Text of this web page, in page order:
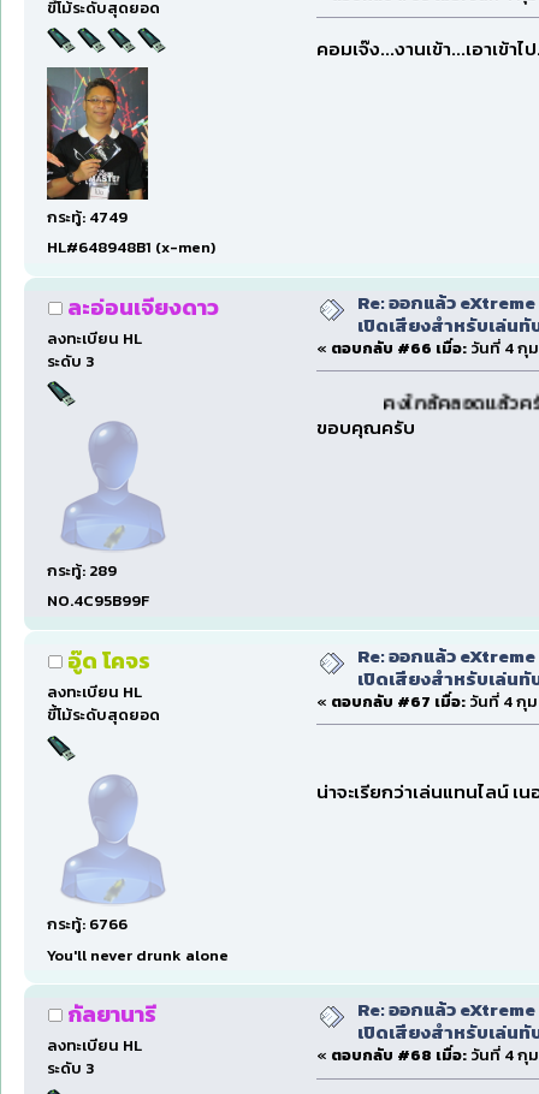
ขี้โม้ระดับสุดยอด
กระทู้: 4749
HL#648948B1 (x-men)
คอมเจ๊ง...งานเข้า...เอาเข้
ละอ่อนเจียงดาว
ลงทะเบียน HL
ระดับ 3
กระทู้: 289
NO.4C95B99F
Re: ออกแล้ว
เปิดเสียงสำหรับเล่น
« ตอบกลับ #66 เมื่อ: วันที่ 4 กุ
คงใกล้คลอดแล้วครับ สำหรับ
ขอบคุณครับ
อู๊ด โคจร
ลงทะเบียน HL
ขี้โม้ระดับสุดยอด
กระทู้: 6766
You'll never drunk alone
Re: ออกแล้ว
เปิดเสียงสำหรับเล่น
« ตอบกลับ #67 เมื่อ: วันที่ 4 กุ
น่าจะเรียกว่าเล่นแทนไลน์
กัลยานารี
ลงทะเบียน HL
ระดับ 3
Re: ออกแล้ว
เปิดเสียงสำหรับเล่น
« ตอบกลับ #68 เมื่อ: วันที่ 4 กุ